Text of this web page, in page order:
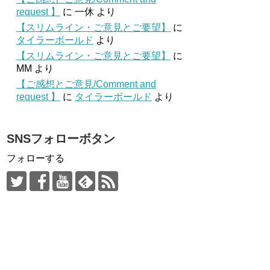
request 】
に 一休 より
【スリムライン・ご意見とご要望】
に
タイラーボールド より
【スリムライン・ご意見とご要望】
に
MM より
【ご感想とご意見/Comment and
request 】
に タイラーボールド より
SNSフォローボタン
フォローする